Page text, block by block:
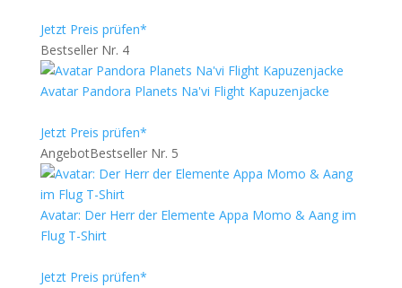
Jetzt Preis prüfen*
Bestseller Nr. 4
Avatar Pandora Planets Na'vi Flight Kapuzenjacke
Jetzt Preis prüfen*
AngebotBestseller Nr. 5
Avatar: Der Herr der Elemente Appa Momo & Aang im
Flug T-Shirt
Jetzt Preis prüfen*